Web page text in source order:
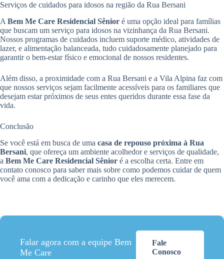
Serviços de cuidados para idosos na região da Rua Bersani
A Bem Me Care Residencial Sênior é uma opção ideal para famílias
que buscam um serviço para idosos na vizinhança da Rua Bersani.
Nossos programas de cuidados incluem suporte médico, atividades de
lazer, e alimentação balanceada, tudo cuidadosamente planejado para
garantir o bem-estar físico e emocional de nossos residentes.
Além disso, a proximidade com a Rua Bersani e a Vila Alpina faz com
que nossos serviços sejam facilmente acessíveis para os familiares que
desejam estar próximos de seus entes queridos durante essa fase da
vida.
Conclusão
Se você está em busca de uma casa de repouso próxima à Rua
Bersani, que ofereça um ambiente acolhedor e serviços de qualidade,
a Bem Me Care Residencial Sênior é a escolha certa. Entre em
contato conosco para saber mais sobre como podemos cuidar de quem
você ama com a dedicação e carinho que eles merecem.
Falar agora com a equipe Bem
Me Care
Fale
Conosco